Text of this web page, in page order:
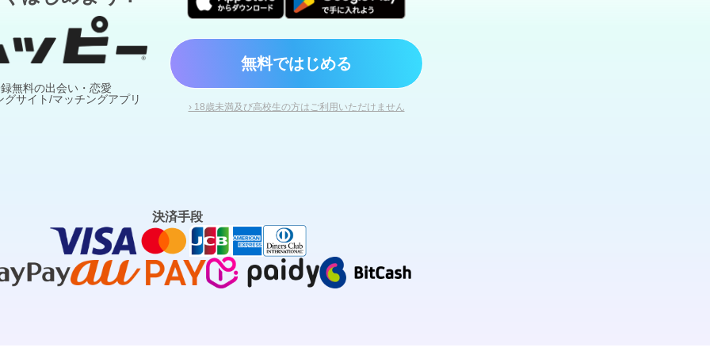
無料の出会い・恋愛
グサイト/マッチングアプリ
無料ではじめる
› 18歳未満及び高校生の方はご利用いただけません
決済手段